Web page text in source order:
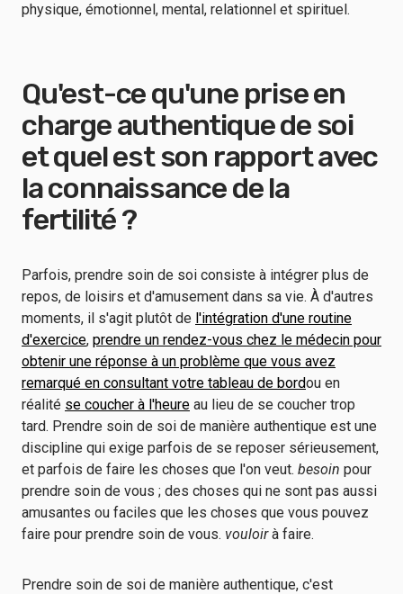
physique, émotionnel, mental, relationnel et spirituel.
Qu'est-ce qu'une prise en
charge authentique de soi
et quel est son rapport avec
la connaissance de la
fertilité ?
Parfois, prendre soin de soi consiste à intégrer plus de
repos, de loisirs et d'amusement dans sa vie. À d'autres
moments, il s'agit plutôt de l'intégration d'une routine
d'exercice, prendre un rendez-vous chez le médecin pour
obtenir une réponse à un problème que vous avez
remarqué en consultant votre tableau de bordou en
réalité se coucher à l'heure au lieu de se coucher trop
tard. Prendre soin de soi de manière authentique est une
discipline qui exige parfois de se reposer sérieusement,
et parfois de faire les choses que l'on veut. besoin pour
prendre soin de vous ; des choses qui ne sont pas aussi
amusantes ou faciles que les choses que vous pouvez
faire pour prendre soin de vous. vouloirà faire.
Prendre soin de soi de manière authentique, c'est